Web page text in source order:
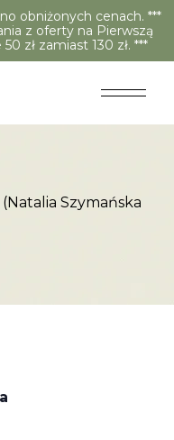
obniżonych cenach. ***
z oferty na Pierwszą
zł zamiast 130 zł. ***
Szymańska